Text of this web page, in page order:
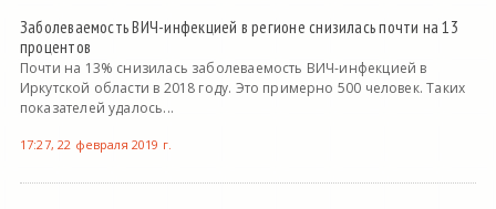
Заболеваемость ВИЧ-инфекцией в регионе снизилась почти на 13
процентов
Почти на 13% снизилась заболеваемость ВИЧ-инфекцией в
Иркутской области в 2018 году. Это примерно 500 человек. Таких
показателей удалось...
17:27, 22 февраля 2019 г.